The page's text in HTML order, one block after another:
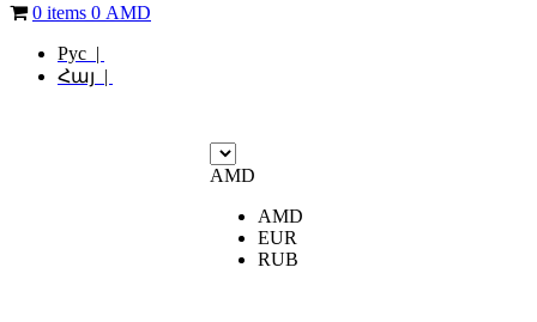
0 items 0 AMD
Рус |
Հայ |
AMD
AMD
EUR
RUB